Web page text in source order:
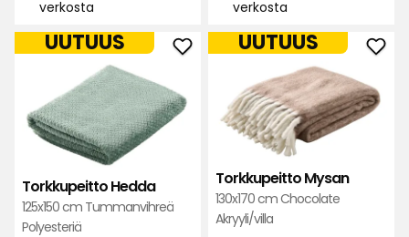
saatavuus:
verkosta
saatavuus:
verkosta
Torkkupeitto Hedda
125x150 cm Tummanvihreä
Polyesteriä
UUTUUS
Lisää
Torkkupeitto
Hedda
suosikkeihin
Torkkupeitto Mysan
130x170 cm Chocolate
Akryyli/villa
UUTUUS